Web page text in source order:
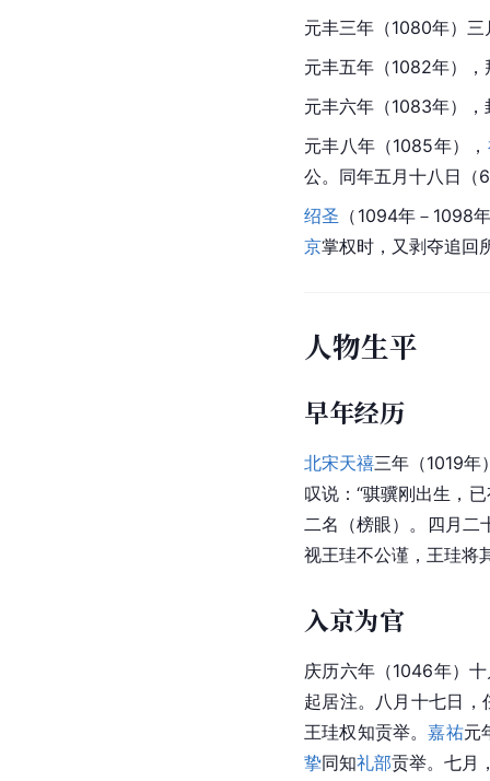
元丰三年（1080年）三
元丰五年（1082年）
元丰六年（1083年），
元丰八年（1085年），
公。同年五月十八日（
绍圣 （1094年－1098
京掌权时，又剥夺追回
人物生平
早年经历
北宋天禧三年（1019年
叹说：“骐骥刚出生，
二名（榜眼）。四月二
视王珪不公谨，王珪将
入京为官
庆历六年（1046年）
起居注。八月十七日，
王珪权知贡举。嘉祐元
挚同知礼部贡举。七月